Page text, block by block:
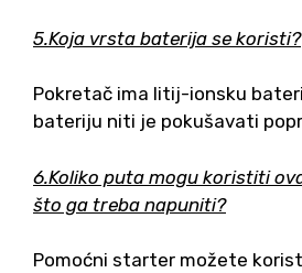
5.Koja vrsta baterija se koristi?
Pokretač ima litij-ionsku
bateriju niti je pokušavati
6.Koliko puta mogu koristiti
što ga treba napuniti?
Pomoćni starter možete